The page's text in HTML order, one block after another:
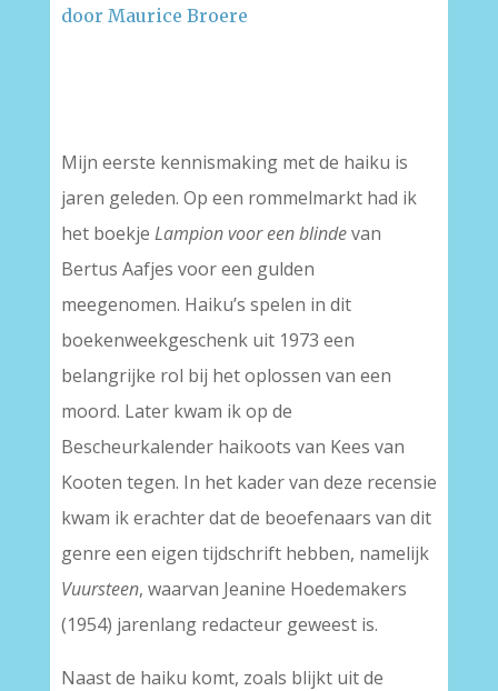
door Maurice Broere
Mijn eerste kennismaking met de haiku is
jaren geleden. Op een rommelmarkt had ik
het boekje Lampion voor een blindevan
Bertus Aafjes voor een gulden
meegenomen. Haiku’s spelen in dit
boekenweekgeschenk uit 1973 een
belangrijke rol bij het oplossen van een
moord. Later kwam ik op de
Bescheurkalender haikoots van Kees van
Kooten tegen. In het kader van deze recensie
kwam ik erachter dat de beoefenaars van dit
genre een eigen tijdschrift hebben, namelijk
Vuursteen, waarvan Jeanine Hoedemakers
(1954) jarenlang redacteur geweest is.
Naast de haiku komt, zoals blijkt uit de